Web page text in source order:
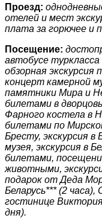
Проезд:
отелей и мест
плата за горючее и
Посещение:
автобусе
обзорная экскурсия
концерт камерной
памятники Мира и
билетами в
Фарного костела в
билетами по
Бресту, экскурсия
музея, экскурсия в
билетами,
животными,
подарок от Деда
Беларусь*** (2
гостинице
дня).